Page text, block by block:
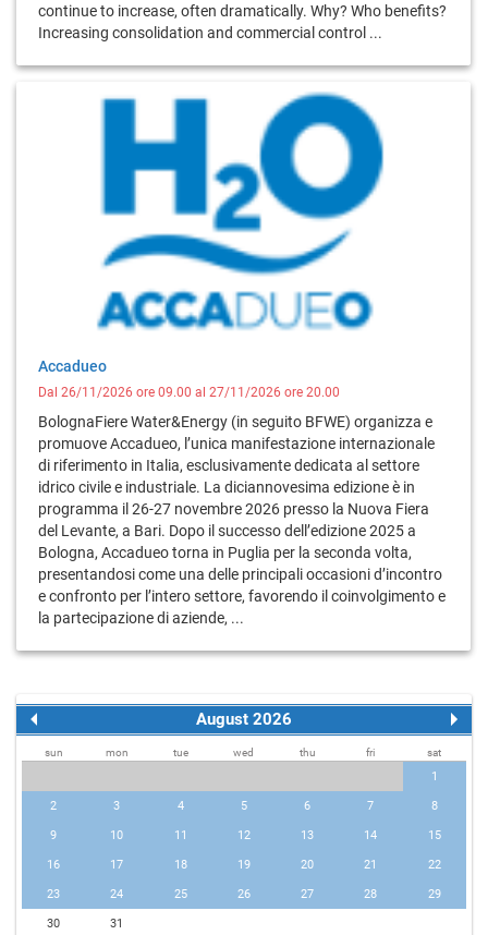
continue to increase, often dramatically. Why? Who benefits?
Increasing consolidation and commercial control ...
Accadueo
Dal 26/11/2026 ore 09.00 al 27/11/2026 ore 20.00
BolognaFiere Water&Energy (in seguito BFWE) organizza e
promuove Accadueo, l’unica manifestazione internazionale
di riferimento in Italia, esclusivamente dedicata al settore
idrico civile e industriale. La diciannovesima edizione è in
programma il 26-27 novembre 2026 presso la Nuova Fiera
del Levante, a Bari. Dopo il successo dell’edizione 2025 a
Bologna, Accadueo torna in Puglia per la seconda volta,
presentandosi come una delle principali occasioni d’incontro
e confronto per l’intero settore, favorendo il coinvolgimento e
la partecipazione di aziende, ...
August 2026
sun mon tue wed thu fri sat
1
2 3 4 5 6 7 8
9 10 11 12 13 14 15
16 17 18 19 20 21 22
23 24 25 26 27 28 29
30 31